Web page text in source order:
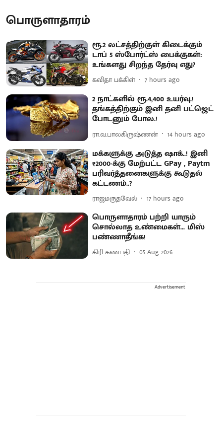
பொருளாதாரம்
ரூ.2 லட்சத்திற்குள் கிடைக்கும்
டாப் 5 ஸ்போர்ட்ஸ் பைக்குகள்:
உங்களது சிறந்த தேர்வு எது?
கவிதா பக்கிள் 7 hours ago
2 நாட்களில் ரூ.4,400 உயர்வு.!
தங்கத்திற்கும் இனி தனி பட்ஜெட்
போடனும் போல.!
ரா.வ.பாலகிருஷ்ணன் 14 hours ago
மக்களுக்கு அடுத்த ஷாக்..! இனி
₹2000-க்கு மேற்பட்ட GPay , Paytm
பரிவர்த்தனைகளுக்கு கூடுதல்
கட்டணம்..?
ராஜமருதவேல் 17 hours ago
பொருளாதாரம் பற்றி யாரும்
சொல்லாத உண்மைகள்... மிஸ்
பண்ணாதீங்க!
கிரி கணபதி 05 Aug 2026
Advertisement